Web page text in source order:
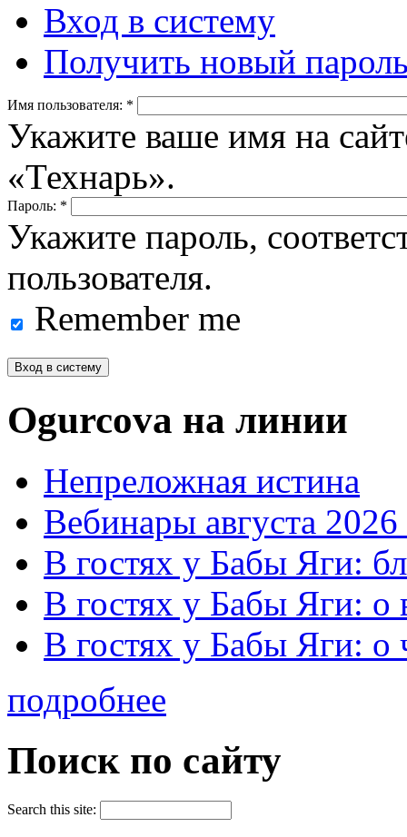
Вход в систему
Получить новый
Имя пользователя: *
Укажите ваше имя на
«Технарь».
Пароль: *
Укажите пароль,
пользователя.
Remember me
Ogurcova на линии
Непреложная истина
Вебинары августа 2026
В гостях у Бабы Яги:
В гостях у Бабы Яги:
В гостях у Бабы Яги: о
подробнее
Поиск по сайту
Search this site: